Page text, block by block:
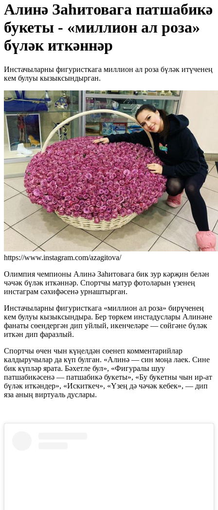
Алинә Заһитовага патшабикә
букеты - «миллион ал роза»
бүләк иткәннәр
Инстачыларны фигуристкага миллион ал роза бүләк итүченең
кем булуы кызыксындырган.
https://www.instagram.com/azagitova/
Олимпия чемпионы Алинә Заһитовага бик зур кәрҗин белән
чәчәк бүләк иткәннәр. Спортчы матур фотоларын үзенең
инстаграм сәхифәсенә урнаштырган.
Инстачыларны фигуристкага «миллион ал роза» бирүченең
кем булуы кызыксындыра. Бер төркем инстадуслары Алинәне
фанаты сөендергән дип уйлый, икенчеләре — сөйгәне бүләк
иткән дип фаразлый.
Спортчы өчен чын күңелдән сөенеп комментарийлар
калдыручылар да күп булган. «Алинә — син моңа лаек. Сине
бик күпләр ярата. Бәхетле бул», «Фигуралы шуу
патшабикәсенә — патшабикә букеты», «Бу букетны чын ир-ат
бүләк иткәндер», «Искиткеч», «Үзең дә чәчәк кебек», — дип
яза аның виртуаль дуслары.